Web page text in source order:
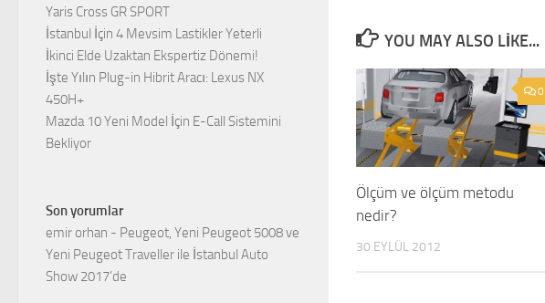
YOU MAY ALSO LIKE...
0
Ölçüm ve ölçüm metodu
nedir?
30 EYLÜL 2012
Yaris Cross GR SPORT
İstanbul İçin 4 Mevsim Lastikler Yeterli
İkinci Elde Uzaktan Ekspertiz Dönemi!
İşte Yılın Plug-in Hibrit Aracı: Lexus NX
450H+
Mazda 10 Yeni Model İçin E-Call Sistemini
Bekliyor
Son yorumlar
emir orhan - Peugeot, Yeni Peugeot 5008 ve
Yeni Peugeot Traveller ile İstanbul Auto
Show 2017’de